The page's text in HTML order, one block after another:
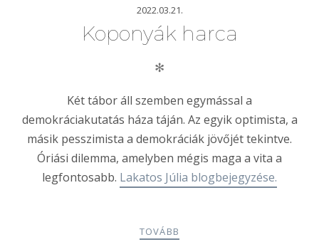
2022.03.21.
Koponyák harca
✻
Két tábor áll szemben egymással a
demokráciakutatás háza táján. Az egyik optimista, a
másik pesszimista a demokráciák jövőjét tekintve.
Óriási dilemma, amelyben mégis maga a vita a
legfontosabb. Lakatos Júlia blogbejegyzése.
TOVÁBB